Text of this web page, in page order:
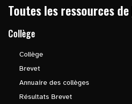
Toutes les ressources de
Collège
Collège
Brevet
Annuaire des collèges
Résultats Brevet